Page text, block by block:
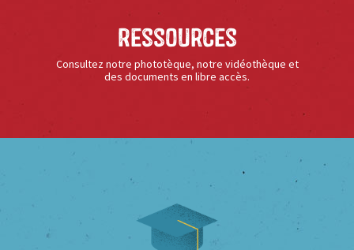
Ressources
Consultez notre phototèque, notre vidéothèque et
des documents en libre accès.